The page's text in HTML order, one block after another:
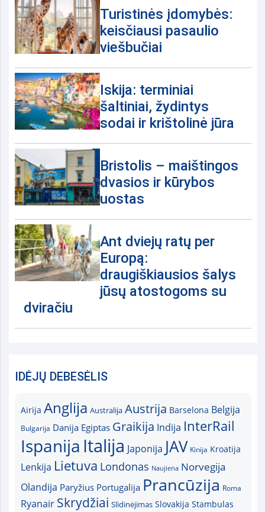
Turistinės įdomybės:
keisčiausi pasaulio
viešbučiai
Iskija: terminiai
šaltiniai, žydintys
sodai ir krištolinė jūra
Bristolis – maištingos
dvasios ir kūrybos
uostas
Ant dviejų ratų per
Europą:
draugiškiausios šalys
jūsų atostogoms su
dviračiu
IDĖJŲ DEBESĖLIS
Airija Anglija Australija Austrija Barselona Belgija
Bulgarija Danija Egiptas Graikija Indija InterRail
Ispanija Italija Japonija JAV Kinija Kroatija
Lenkija Lietuva Londonas Naujiena Norvegija
Olandija Paryžius Portugalija Prancūzija Roma
Ryanair Skrydžiai Slidinėjimas Slovakija Stambulas